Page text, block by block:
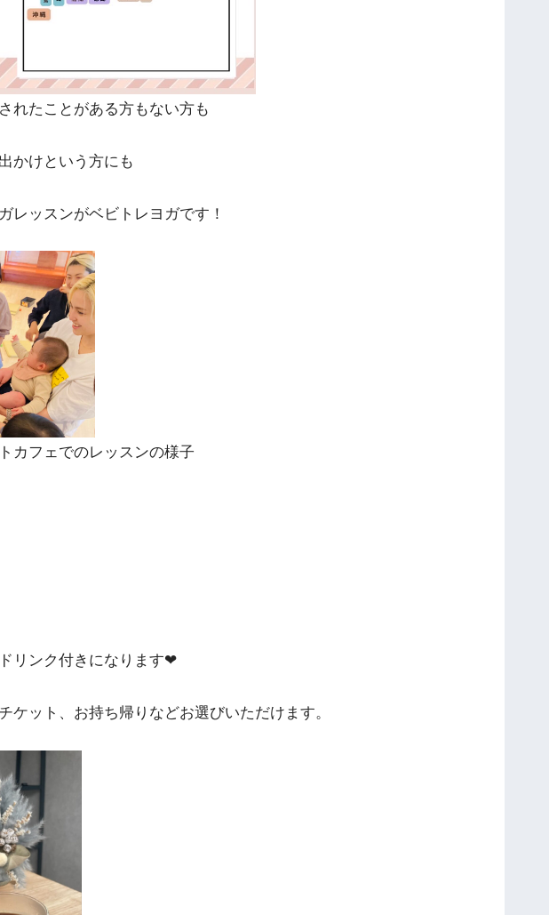
れたことがある方もない方も
かけという方にも
レッスンがベビトレヨガです！
カフェでのレッスンの様子
リンク付きになります❤︎
ケット、お持ち帰りなどお選びいただけます。